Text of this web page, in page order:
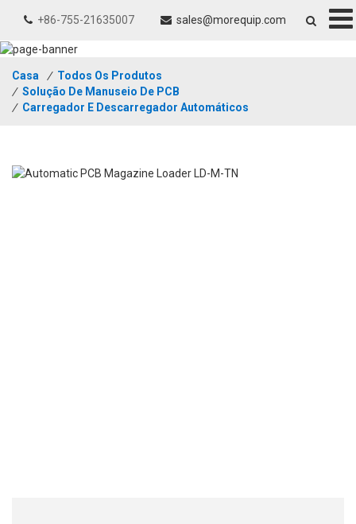
+86-755-21635007 sales@morequip.com
Casa / Todos Os Produtos
/ Solução De Manuseio De PCB
/ Carregador E Descarregador Automáticos